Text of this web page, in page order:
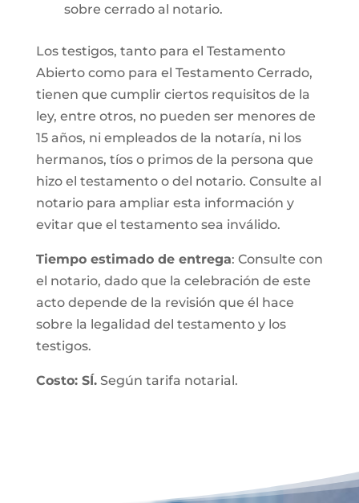
sobre cerrado al notario.
Los testigos, tanto para el Testamento
Abierto como para el Testamento Cerrado,
tienen que cumplir ciertos requisitos de la
ley, entre otros, no pueden ser menores de
15 años, ni empleados de la notaría, ni los
hermanos, tíos o primos de la persona que
hizo el testamento o del notario. Consulte al
notario para ampliar esta información y
evitar que el testamento sea inválido.
Tiempo estimado de entrega: Consulte con
el notario, dado que la celebración de este
acto depende de la revisión que él hace
sobre la legalidad del testamento y los
testigos.
Costo: SÍ.Según tarifa notarial.